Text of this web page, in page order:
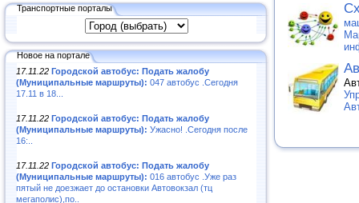
Транспортные порталы
Новое на портале
17.11.22 Городской автобус: Подать жалобу
(Муниципальные маршруты): 047 автобус .Сегодня
17.11 в 18...
17.11.22 Городской автобус: Подать жалобу
(Муниципальные маршруты): Ужасно! .Сегодня после
16:..
17.11.22 Городской автобус: Подать жалобу
(Муниципальные маршруты): 016 автобус .Уже раз
пятый не доезжает до остановки Автовокзал (тц
мегаполис),по..